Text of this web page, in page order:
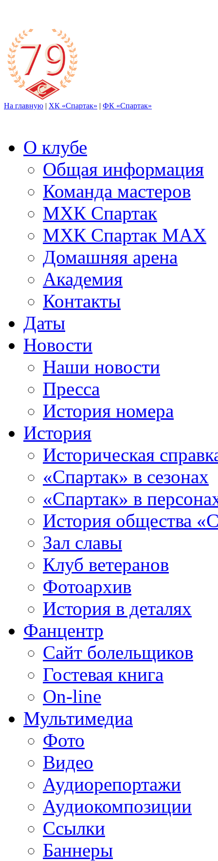
На главную | ХК «Спартак» | ФК «Спартак»
О клубе
Общая информация
Команда мастеров
МХК Спартак
МХК Спартак МАХ
Домашняя арена
Академия
Контакты
Даты
Новости
Наши новости
Пресса
История номера
История
Историческая
«Спартак» в сезонах
«Спартак» в
История общества
Зал славы
Клуб ветеранов
Фотоархив
История в деталях
Фанцентр
Сайт болельщиков
Гостевая книга
On-line
Мультимедиа
Фото
Видео
Аудиорепортажи
Аудиокомпозиции
Ссылки
Баннеры